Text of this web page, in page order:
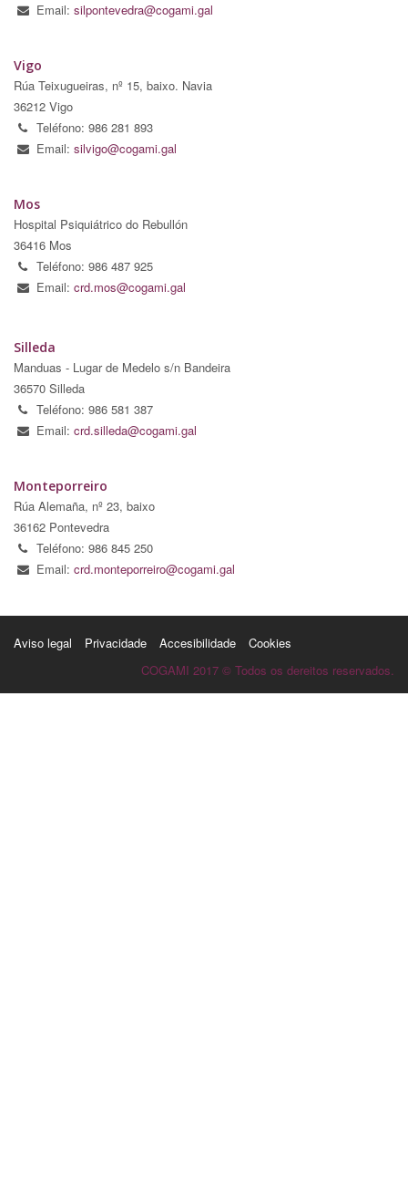
Email: silpontevedra@cogami.gal
Vigo
Rúa Teixugueiras, nº 15, baixo. Navia
36212 Vigo
Teléfono: 986 281 893
Email: silvigo@cogami.gal
Mos
Hospital Psiquiátrico do Rebullón
36416 Mos
Teléfono: 986 487 925
Email: crd.mos@cogami.gal
Silleda
Manduas - Lugar de Medelo s/n Bandeira
36570 Silleda
Teléfono: 986 581 387
Email: crd.silleda@cogami.gal
Monteporreiro
Rúa Alemaña, nº 23, baixo
36162 Pontevedra
Teléfono: 986 845 250
Email: crd.monteporreiro@cogami.gal
Aviso legal Privacidade Accesibilidade
Cookies
COGAMI 2017 © Todos os dereitos reservados.